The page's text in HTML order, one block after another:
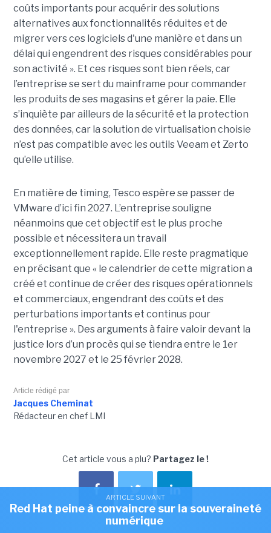
coûts importants pour acquérir des solutions
alternatives aux fonctionnalités réduites et de
migrer vers ces logiciels d'une manière et dans un
délai qui engendrent des risques considérables pour
son activité ». Et ces risques sont bien réels, car
l’entreprise se sert du mainframe pour commander
les produits de ses magasins et gérer la paie. Elle
s’inquiète par ailleurs de la sécurité et la protection
des données, car la solution de virtualisation choisie
n’est pas compatible avec les outils Veeam et Zerto
qu’elle utilise.
En matière de timing, Tesco espère se passer de
VMware d’ici fin 2027. L’entreprise souligne
néanmoins que cet objectif est le plus proche
possible et nécessitera un travail
exceptionnellement rapide. Elle reste pragmatique
en précisant que « le calendrier de cette migration a
créé et continue de créer des risques opérationnels
et commerciaux, engendrant des coûts et des
perturbations importants et continus pour
l'entreprise ». Des arguments à faire valoir devant la
justice lors d’un procès qui se tiendra entre le 1er
novembre 2027 et le 25 février 2028.
Article rédigé par
Jacques Cheminat
Rédacteur en chef LMI
Cet article vous a plu? Partagez le !
ARTICLE SUIVANT
Red Hat peine à convaincre sur la souveraineté
numérique